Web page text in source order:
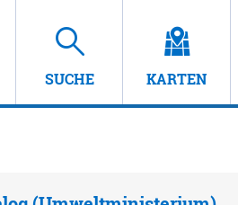
SUCHE KARTEN